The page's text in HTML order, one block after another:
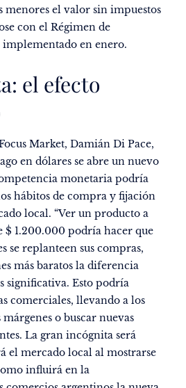
menores el valor sin impuestos
con el Régimen de
en enero.
el efecto
Market, Damián Di Pace,
en dólares se abre un nuevo
monetaria podría
hábitos de compra y fijación
local. “Ver un producto a
$ 1.200.000 podría hacer que
se replanteen sus compras,
más baratos la diferencia
significativa. Esto podría
comerciales, llevando a los
márgenes o buscar nuevas
La gran incógnita será
el mercado local al mostrarse
influirá en la